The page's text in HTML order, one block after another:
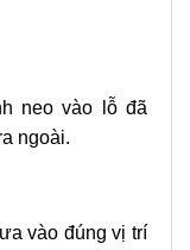
neo vào lỗ đã
ngoài.
vào đúng vị trí